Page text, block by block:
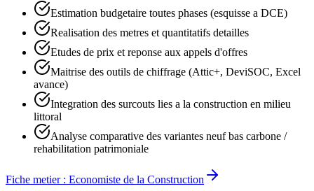
Estimation budgetaire toutes phases (esquisse a DCE)
Realisation des metres et quantitatifs detailles
Etudes de prix et reponse aux appels d'offres
Maitrise des outils de chiffrage (Attic+, DeviSOC, Excel
avance)
Integration des surcouts lies a la construction en milieu
littoral
Analyse comparative des variantes neuf bas carbone /
rehabilitation patrimoniale
Fiche metier : Economiste de la Construction